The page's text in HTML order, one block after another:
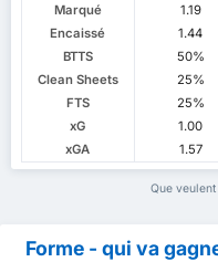
Marqué
1.19
Encaissé
1.44
BTTS
50%
Clean Sheets
25%
FTS
25%
xG
1.00
xGA
1.57
Que
Forme - qui va